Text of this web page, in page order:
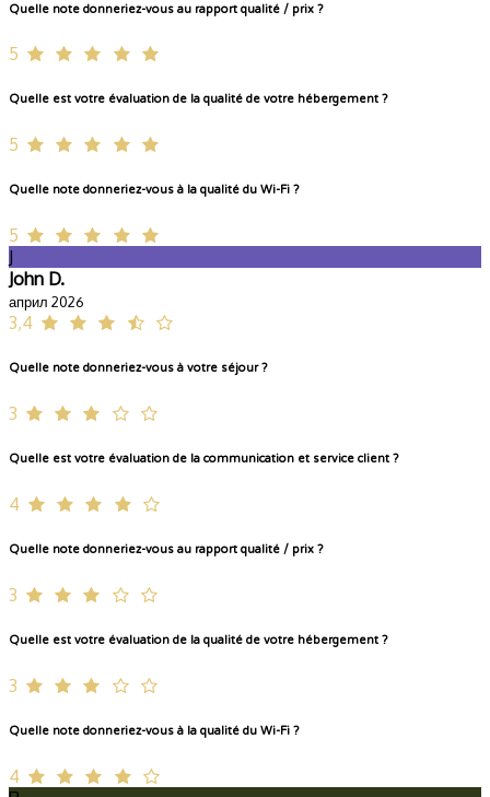
Quelle note donneriez-vous au rapport qualité / prix ?
5
Quelle est votre évaluation de la qualité de votre hébergement ?
5
Quelle note donneriez-vous à la qualité du Wi-Fi ?
5
J
John D.
април 2026
3,4
Quelle note donneriez-vous à votre séjour ?
3
Quelle est votre évaluation de la communication et service client ?
4
Quelle note donneriez-vous au rapport qualité / prix ?
3
Quelle est votre évaluation de la qualité de votre hébergement ?
3
Quelle note donneriez-vous à la qualité du Wi-Fi ?
4